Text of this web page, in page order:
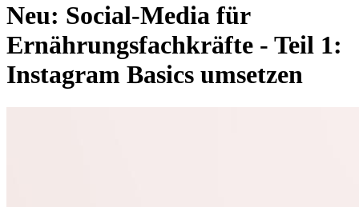
Neu: Social-Media für
Ernährungsfachkräfte - Teil 1:
Instagram Basics umsetzen